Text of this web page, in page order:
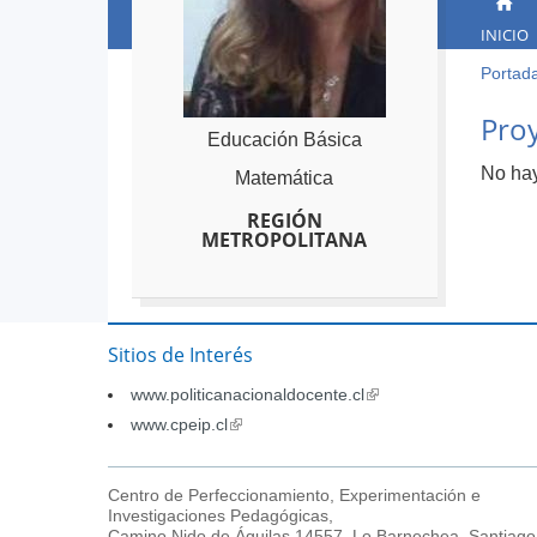
INICIO
está
to
No
Educación Básica
Matemática
REGIÓN
METROPOLITANA
Sitios de Interés
www.politicanacionaldocente.cl(link
www.cpeip.cl(link
external)
Centro de Perfeccionamiento, Experimentación e
Investigaciones Pedagógicas,